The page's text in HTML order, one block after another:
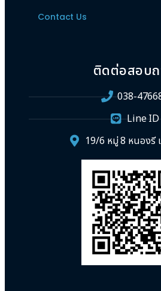
Contact Us
ติดต่อสอบ
038-
Line ID
19/6 หมู่ 8 หนองรี